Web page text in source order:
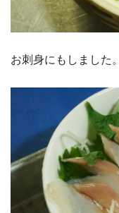
お刺身にもしました